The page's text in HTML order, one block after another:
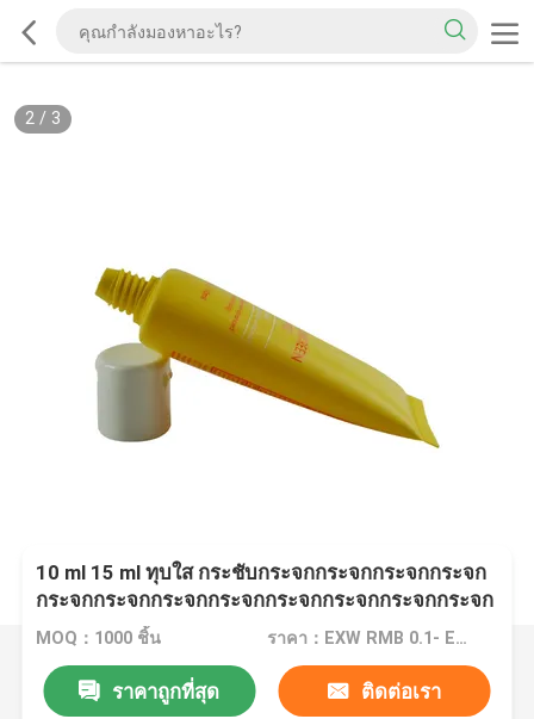
2/ 3
10 ml 15 ml ทุบใส กระชับกระจกกระจกกระจกกระจก
กระจกกระจกกระจกกระจกกระจกกระจกกระจกกระจก
กระจกกระจกกระจกกระจกกระจกกระจกกระจกกระจก
กระจกกระจกกระจกกระจกกระจกกระจกกระจกกระจก
กระจกกระจกกระจกกระจกกระจกกระจกกระจกกระจก
MOQ：1000 ชิ้น ราคา：EXW RMB 0.1- EXW RMB 5
ราคาถูกที่สุด ติดต่อเรา